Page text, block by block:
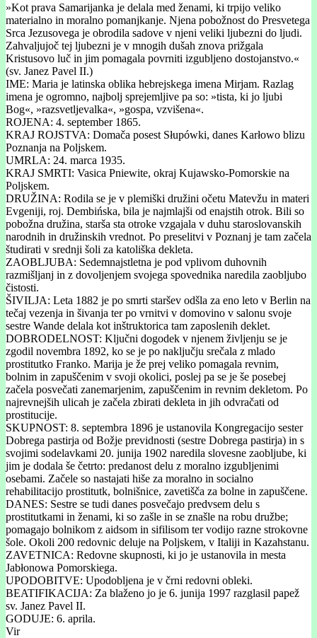
»Kot prava Samarijanka je delala med ženami, ki trpijo veliko
materialno in moralno pomanjkanje. Njena pobožnost do Presvetega
Srca Jezusovega je obrodila sadove v njeni veliki ljubezni do ljudi.
Zahvaljujoč tej ljubezni je v mnogih dušah znova prižgala
Kristusovo luč in jim pomagala povrniti izgubljeno dostojanstvo.«
(sv. Janez Pavel II.)
IME: Maria je latinska oblika hebrejskega imena Mirjam. Razlag
imena je ogromno, najbolj sprejemljive pa so: »tista, ki jo ljubi
Bog«, »razsvetljevalka«, »gospa, vzvišena«.
ROJENA: 4. september 1865.
KRAJ ROJSTVA: Domača posest Słupówki, danes Karłowo blizu
Poznanja na Poljskem.
UMRLA: 24. marca 1935.
KRAJ SMRTI: Vasica Pniewite, okraj Kujawsko-Pomorskie na
Poljskem.
DRUŽINA: Rodila se je v plemiški družini očetu Matevžu in materi
Evgeniji, roj. Dembińska, bila je najmlajši od enajstih otrok. Bili so
pobožna družina, starša sta otroke vzgajala v duhu staroslovanskih
narodnih in družinskih vrednot. Po preselitvi v Poznanj je tam začela
študirati v srednji šoli za katoliška dekleta.
ZAOBLJUBA: Sedemnajstletna je pod vplivom duhovnih
razmišljanj in z dovoljenjem svojega spovednika naredila zaobljubo
čistosti.
ŠIVILJA: Leta 1882 je po smrti staršev odšla za eno leto v Berlin na
tečaj vezenja in šivanja ter po vrnitvi v domovino v salonu svoje
sestre Wande delala kot inštruktorica tam zaposlenih deklet.
DOBRODELNOST: Ključni dogodek v njenem življenju se je
zgodil novembra 1892, ko se je po naključju srečala z mlado
prostitutko Franko. Marija je že prej veliko pomagala revnim,
bolnim in zapuščenim v svoji okolici, poslej pa se je še posebej
začela posvečati zanemarjenim, zapuščenim in revnim dekletom. Po
najrevnejših ulicah je začela zbirati dekleta in jih odvračati od
prostitucije.
SKUPNOST: 8. septembra 1896 je ustanovila Kongregacijo sester
Dobrega pastirja od Božje previdnosti (sestre Dobrega pastirja) in s
svojimi sodelavkami 20. junija 1902 naredila slovesne zaobljube, ki
jim je dodala še četrto: predanost delu z moralno izgubljenimi
osebami. Začele so nastajati hiše za moralno in socialno
rehabilitacijo prostitutk, bolnišnice, zavetišča za bolne in zapuščene.
DANES: Sestre se tudi danes posvečajo predvsem delu s
prostitutkami in ženami, ki so zašle in se znašle na robu družbe;
pomagajo bolnikom z aidsom in sifilisom ter vodijo razne strokovne
šole. Okoli 200 redovnic deluje na Poljskem, v Italiji in Kazahstanu.
ZAVETNICA: Redovne skupnosti, ki jo je ustanovila in mesta
Jabłonowa Pomorskiega.
UPODOBITVE: Upodobljena je v črni redovni obleki.
BEATIFIKACIJA: Za blaženo jo je 6. junija 1997 razglasil papež
sv. Janez Pavel II.
GODUJE: 6. aprila.
Vir